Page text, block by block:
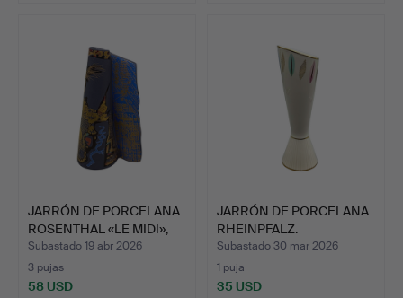
JARRÓN DE PORCELANA
ROSENTHAL «LE MIDI»,
L…
Subastado 19 abr 2026
3 pujas
58 USD
JARRÓN DE PORCELANA
RHEINPFALZ.
Subastado 30 mar 2026
1 puja
35 USD